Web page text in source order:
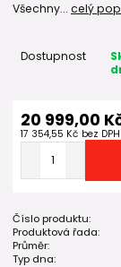
Všechny... celý
Dostupnost
20 999,00
17 354,55 Kč bez DPH
Číslo produktu:
Produktová řada:
Průměr:
Typ dna: